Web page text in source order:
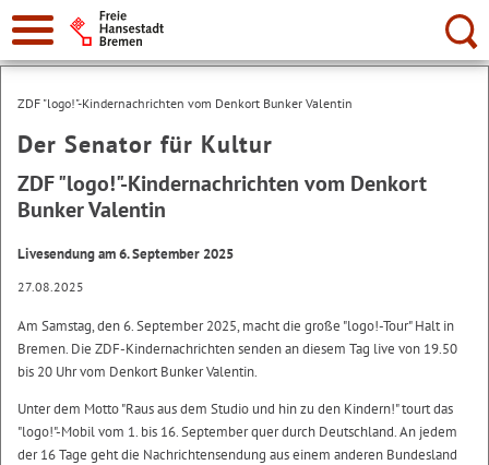
Suche:
ZDF "logo!"-Kindernachrichten vom Denkort Bunker Valentin
Der Senator für Kultur
ZDF "logo!"-Kindernachrichten vom Denkort
Bunker Valentin
Livesendung am 6. September 2025
27.08.2025
Am Samstag, den 6. September 2025, macht die große "logo!-Tour" Halt in
Bremen. Die ZDF-Kindernachrichten senden an diesem Tag live von 19.50
bis 20 Uhr vom Denkort Bunker Valentin.
Unter dem Motto "Raus aus dem Studio und hin zu den Kindern!" tourt das
"logo!"-Mobil vom 1. bis 16. September quer durch Deutschland. An jedem
der 16 Tage geht die Nachrichtensendung aus einem anderen Bundesland